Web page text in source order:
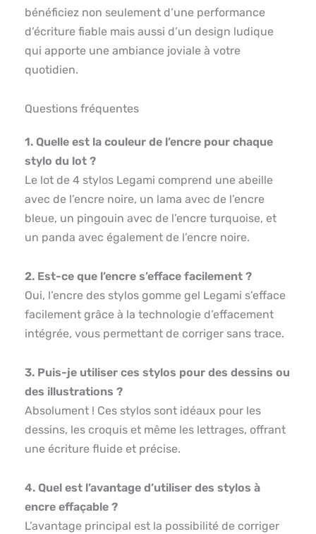
bénéficiez non seulement d’une performance
d’écriture fiable mais aussi d’un design ludique
qui apporte une ambiance joviale à votre
quotidien.
Questions fréquentes
1. Quelle est la couleur de l’encre pour chaque
stylo du lot ?
Le lot de 4 stylos Legami comprend une abeille
avec de l’encre noire, un lama avec de l’encre
bleue, un pingouin avec de l’encre turquoise, et
un panda avec également de l’encre noire.
2. Est-ce que l’encre s’efface facilement ?
Oui, l’encre des stylos gomme gel Legami s’efface
facilement grâce à la technologie d’effacement
intégrée, vous permettant de corriger sans trace.
3. Puis-je utiliser ces stylos pour des dessins ou
des illustrations ?
Absolument ! Ces stylos sont idéaux pour les
dessins, les croquis et même les lettrages, offrant
une écriture fluide et précise.
4. Quel est l’avantage d’utiliser des stylos à
encre effaçable ?
L’avantage principal est la possibilité de corriger